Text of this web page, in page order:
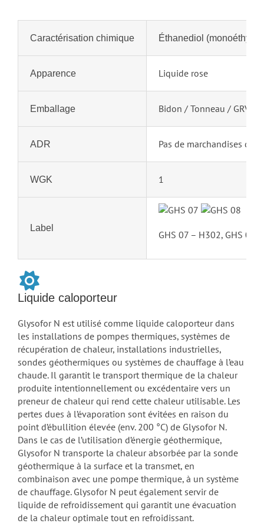
Caractérisation chimique Éthanediol
Apparence Liquide rose
Emballage Bidon / Tonneau / GRV /
ADR Pas de marchandises
WGK 1
Label
GHS 07 – H302, GHS 08
Liquide caloporteur
Glysofor N est utilisé comme liquide caloporteur dans
les installations de pompes thermiques, systèmes de
récupération de chaleur, installations industrielles,
sondes géothermiques ou systèmes de chauffage à l’eau
chaude. Il garantit le transport thermique de la chaleur
produite intentionnellement ou excédentaire vers un
preneur de chaleur qui rend cette chaleur utilisable. Les
pertes dues à l’évaporation sont évitées en raison du
point d’ébullition élevée (env. 200 °C) de Glysofor N.
Dans le cas de l’utilisation d’énergie géothermique,
Glysofor N transporte la chaleur absorbée par la sonde
géothermique à la surface et la transmet, en
combinaison avec une pompe thermique, à un système
de chauffage. Glysofor N peut également servir de
liquide de refroidissement qui garantit une évacuation
de la chaleur optimale tout en refroidissant.